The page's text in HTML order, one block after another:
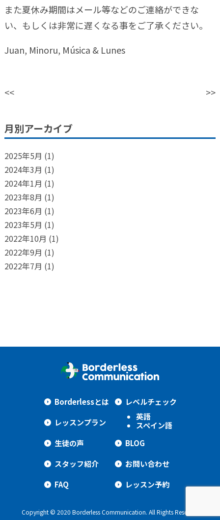
また夏休み期間はメール等などのご連絡ができな
い、もしくは非常に遅くなる事をご了承ください。
Juan, Minoru, Música & Lunes
<< >>
月別アーカイブ
2025年5月 (1)
2024年3月 (1)
2024年1月 (1)
2023年8月 (1)
2023年6月 (1)
2023年5月 (1)
2022年10月 (1)
2022年9月 (1)
2022年7月 (1)
Borderlessとは
レッスンプラン
生徒の声
スタッフ紹介
FAQ
レベルチェック
英語
スペイン語
BLOG
お問い合わせ
レッスン予約
Copyright © 2020 Borderless Communication. All Rights Reserved